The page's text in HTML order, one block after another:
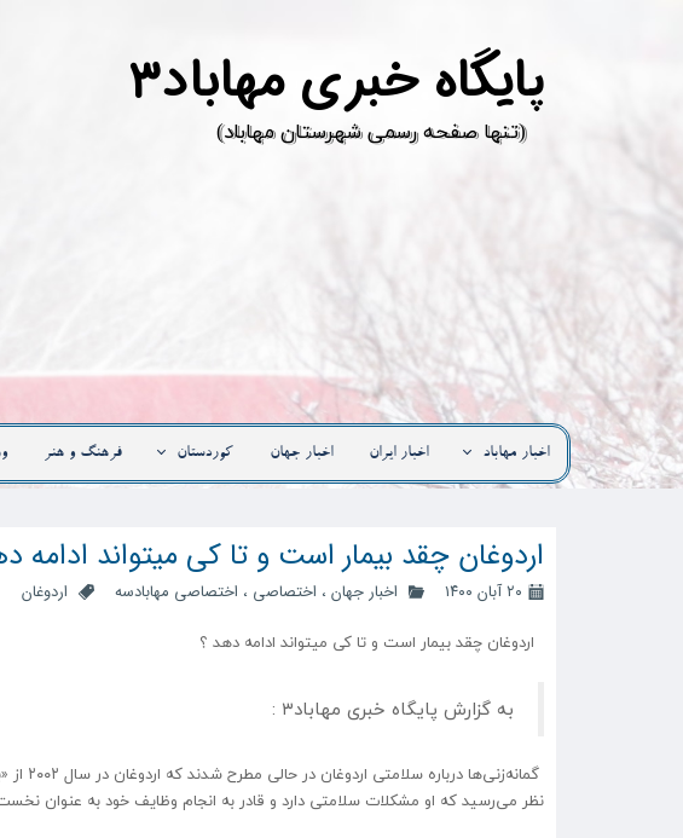
پ
​(تنها صفحه رسمی شهرستان مهاباد)
اخبار مهاباد اخبار ایران اخبار جهان کوردستان فرهنگ و هنر
اردوغان چقد بیمار است و تا کی میتواند ادامه
۲۰ آبان ۱۴۰۰ اخبار جهان ، اختصاصی ، اختصاصی مهابادسه اردوغان
‍ اردوغان چقد بیمار است و تا کی میتواند ادامه دهد ؟
به گزارش پایگاه خبری مهاباد۳ :
نظر می‌رسید که او مشکلات سلامتی دارد و قادر به انجام وظایف خود به عنوان